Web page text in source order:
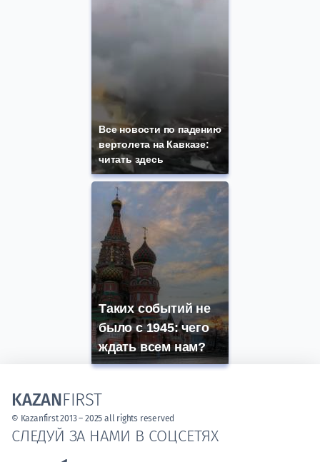
Все новости по падению
вертолета на Кавказе:
читать здесь
Таких событий не
было с 1945: чего
ждать всем нам?
СЛЕДУЙ ЗА НАМИ В СОЦСЕТЯХ
KAZANFIRST
© Kazanfirst 2013 – 2025 all rights reserved